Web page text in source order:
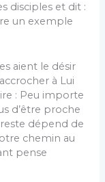
disciples et dit :
un exemple
aient le désir
à Lui
: Peu importe
d’être proche
dépend de
chemin au
pense